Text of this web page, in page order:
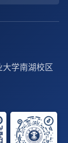
学南湖校区